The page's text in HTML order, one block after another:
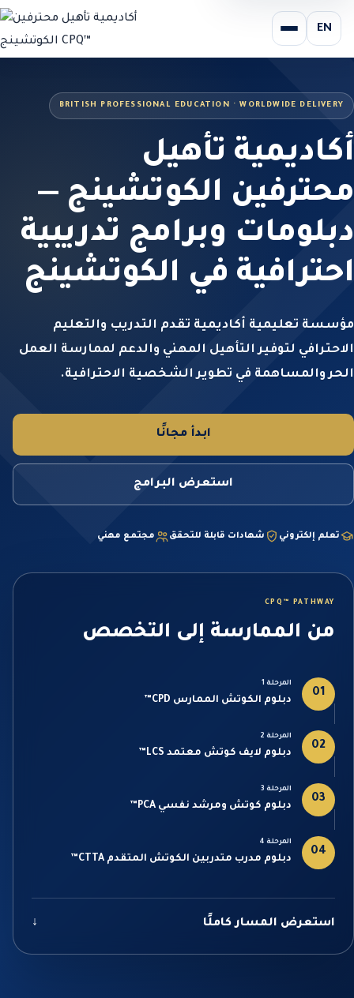
EN
BRITISH PROFESSIONAL EDUCATION · WORLDWIDE DELIVERY
أكاديمية تأهيل
محترفين الكوتشينج —
دبلومات وبرامج تدريبية
احترافية في الكوتشينج
مؤسسة تعليمية أكاديمية تقدم التدريب والتعليم
الاحترافي لتوفير التأهيل المهني والدعم لممارسة العمل
الحر والمساهمة في تطوير الشخصية الاحترافية.
ابدأ مجانًا
استعرض البرامج
تعلم إلكتروني شهادات قابلة للتحقق مجتمع مهني
CPQ™ PATHWAY
من الممارسة إلى التخصص
01
المرحلة 1
دبلوم الكوتش الممارس CPD™
02
المرحلة 2
دبلوم لايف كوتش معتمد LCS™
03
المرحلة 3
دبلوم كوتش ومرشد نفسي PCA™
04
المرحلة 4
دبلوم مدرب متدربين الكوتش المتقدم CTTA™
استعرض المسار كاملًا ↓